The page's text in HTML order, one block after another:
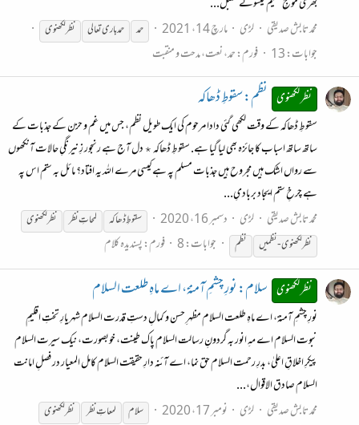
بھری موجِ شمیم گیسوئے سنبل...
محمد تابش صدیقی
لڑی مارچ 14، 2021 حمد حمد باری تعالی نظرلکھنوی
جوابات: 13 فورم:حمد، نعت، مدحت و منقبت
نظر لکھنوی نظم: سقوطِ ڈھاکہ
سقوطِ ڈھاکہ کے وقت لکھی گئی دادا مرحوم کی ایک طویل نظم، جس میں غم و حزن کے جذبات کے
ساتھ ساتھ اسباب کا جائزہ بھی لیا گیا ہے. سقوطِ ڈھاکہ ٭ دل آج ہے رنجور زِ نیرنگیِ حالات آنکھوں
سے رواں اشک ہیں مجروح ہیں جذبات مسلم پہ ہے کیسی مرے اللہ یہ افتاد؟ مائل بہ ستم اس پہ
ہے چرخِ ستم ایجاد بربادیِ...
محمد تابش صدیقی
لڑی دسمبر 16، 2020 سقوطِ ڈھاکہ لمحاتِنظر نظرلکھنوی
نظرلکھنوی- نظمیں نظم جوابات: 8 فورم:پسندیدہ کلام
نظر لکھنوی سلام: نورِ چشمِ آمنہؑ، اے ماہِ طلعت السلام
نورِ چشمِ آمنہؑ، اے ماہِ طلعت السلام مظہرِ حسن و کمالِ دستِ قدرت السلام شہریارِ تختِ اقلیمِ
نبوت السلام اے مہِ انور بہ گردونِ رسالت السلام پاک طینت، خوبصورت، نیک سیرت السلام
پیکرِ اخلاقِ اعلیٰ، بدرِ رحمت السلام حق نما، اے آئنہ دارِ حقیقت السلام کامل المعیار در فصلِ امانت
السلام صادق الاقوال،...
محمد تابش صدیقی
لڑی نومبر 17، 2020 سلام لمعاتِنظر نظرلکھنوی